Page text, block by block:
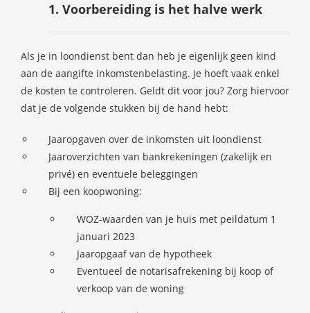
1. Voorbereiding is het halve werk
Als je in loondienst bent dan heb je eigenlijk geen kind
aan de aangifte inkomstenbelasting. Je hoeft vaak enkel
de kosten te controleren. Geldt dit voor jou? Zorg hiervoor
dat je de volgende stukken bij de hand hebt:
Jaaropgaven over de inkomsten uit loondienst
Jaaroverzichten van bankrekeningen (zakelijk en
privé) en eventuele beleggingen
Bij een koopwoning:
WOZ-waarden van je huis met peildatum 1
januari 2023
Jaaropgaaf van de hypotheek
Eventueel de notarisafrekening bij koop of
verkoop van de woning